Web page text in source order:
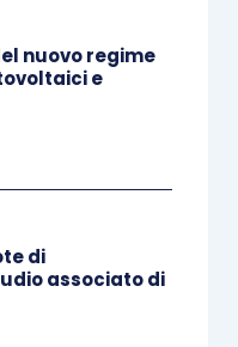
esclusa da
dal dipendente
datore di lavoro,
sulla base di
del
.
nuovo regime
e
di
associato di